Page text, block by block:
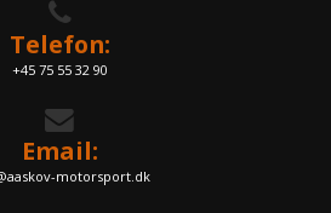
Telefon:
+45 75 55 32 90
Email:
motorsport.dk